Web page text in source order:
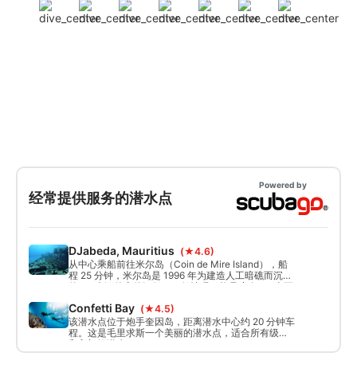
经常提供服务的潜水点
Powered by
DJabeda, Mauritius (★4.6)
从中心乘船前往米尔岛（Coin de Mire Island），船
程 25 分钟，米尔岛是 1996 年为建造人工暗礁而沉没
的 30 米深的宏伟沉船。一般情况：能见度在 30 米至
Confetti Bay (★4.5)
该潜水点位于炮手奎因岛，距离潜水中心约 20 分钟车
程。这是毛里求斯一个美丽的潜水点，适合所有级别
和入门级潜水。